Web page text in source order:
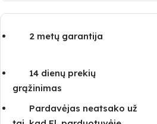
2 metų garantija
14 dienų prekių
grąžinimas
Pardavėjas neatsako už